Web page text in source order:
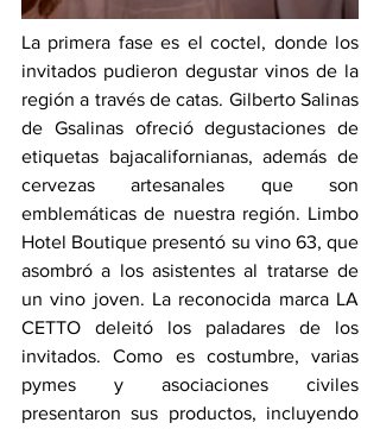
La primera fase es el coctel, donde los
invitados pudieron degustar vinos de la
región a través de catas. Gilberto Salinas
de Gsalinas ofreció degustaciones de
etiquetas bajacalifornianas, además de
cervezas artesanales que son
emblemáticas de nuestra región. Limbo
Hotel Boutique presentó su vino 63, que
asombró a los asistentes al tratarse de
un vino joven. La reconocida marca LA
CETTO deleitó los paladares de los
invitados. Como es costumbre, varias
pymes y asociaciones civiles
presentaron sus productos, incluyendo